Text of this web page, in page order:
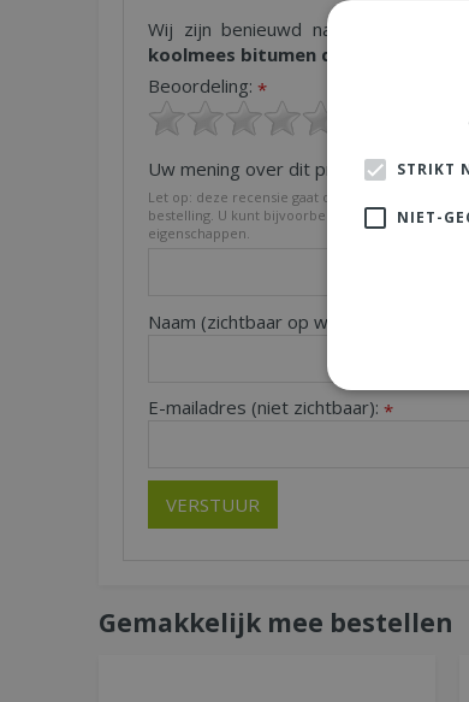
Wij zijn benieuwd naar uw
koolmees bitumen dak"
en maak
Beoordeling: *
Uw mening over dit product:
Let op: deze recensie gaat over het product en
bestelling. U kunt bijvoorbeeld in gaan op de
eigenschappen.
Naam (zichtbaar op website):
E-mailadres (niet zichtbaar): *
Gemakkelijk mee bestellen
STRIKT
NIET-